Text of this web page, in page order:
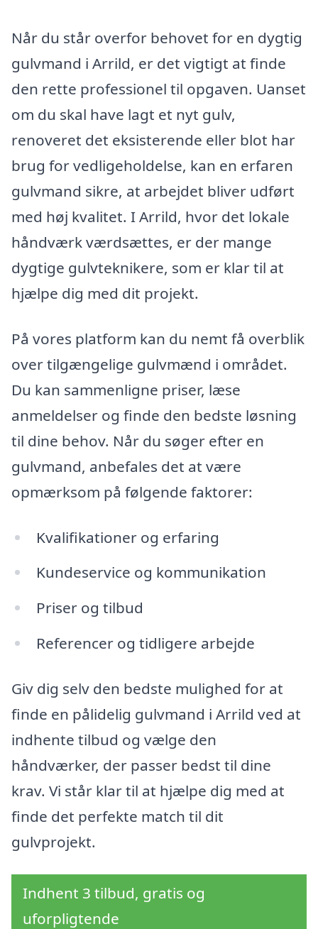
Når du står overfor behovet for en dygtig
gulvmand i Arrild, er det vigtigt at finde
den rette professionel til opgaven. Uanset
om du skal have lagt et nyt gulv,
renoveret det eksisterende eller blot har
brug for vedligeholdelse, kan en erfaren
gulvmand sikre, at arbejdet bliver udført
med høj kvalitet. I Arrild, hvor det lokale
håndværk værdsættes, er der mange
dygtige gulvteknikere, som er klar til at
hjælpe dig med dit projekt.
På vores platform kan du nemt få overblik
over tilgængelige gulvmænd i området.
Du kan sammenligne priser, læse
anmeldelser og finde den bedste løsning
til dine behov. Når du søger efter en
gulvmand, anbefales det at være
opmærksom på følgende faktorer:
Kvalifikationer og erfaring
Kundeservice og kommunikation
Priser og tilbud
Referencer og tidligere arbejde
Giv dig selv den bedste mulighed for at
finde en pålidelig gulvmand i Arrild ved at
indhente tilbud og vælge den
håndværker, der passer bedst til dine
krav. Vi står klar til at hjælpe dig med at
finde det perfekte match til dit
gulvprojekt.
Indhent 3 tilbud, gratis og
uforpligtende